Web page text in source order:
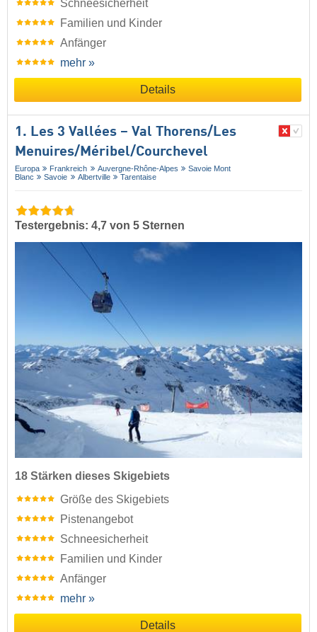
Schneesicherheit
Familien und Kinder
Anfänger
mehr »
Details
1. Les 3 Vallées – Val Thorens/​Les
Menuires/​Méribel/​Courchevel
Europa Frankreich Auvergne-Rhône-Alpes
Savoie Mont
Blanc
Savoie Albertville Tarentaise
Testergebnis: 4,7 von 5 Sternen
18 Stärken dieses Skigebiets
Größe des Skigebiets
Pistenangebot
Schneesicherheit
Familien und Kinder
Anfänger
mehr »
Details